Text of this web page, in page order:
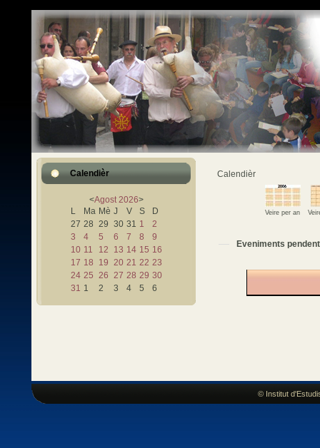
Calendièr
<Agost 2026>
L
Ma Mè J V S
D
27 28 29 30 31 1
2
3
4 5 6 7 8
9
10 11 12 13 14 15 16
17 18 19 20 21 22 23
24 25 26 27 28 29 30
31 1 2 3 4 5 6
Calendièr
Veire per an
Eveniments pendent
© Institut